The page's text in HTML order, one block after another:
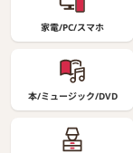
家電/PC/スマホ
本/ミュージック/DVD